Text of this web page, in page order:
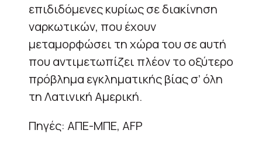
επιδιδόμενες κυρίως σε διακίνηση
ναρκωτικών, που έχουν
μεταμορφώσει τη χώρα του σε αυτή
που αντιμετωπίζει πλέον το οξύτερο
πρόβλημα εγκληματικής βίας σ’ όλη
τη Λατινική Αμερική.
Πηγές: ΑΠΕ-ΜΠΕ, AFP